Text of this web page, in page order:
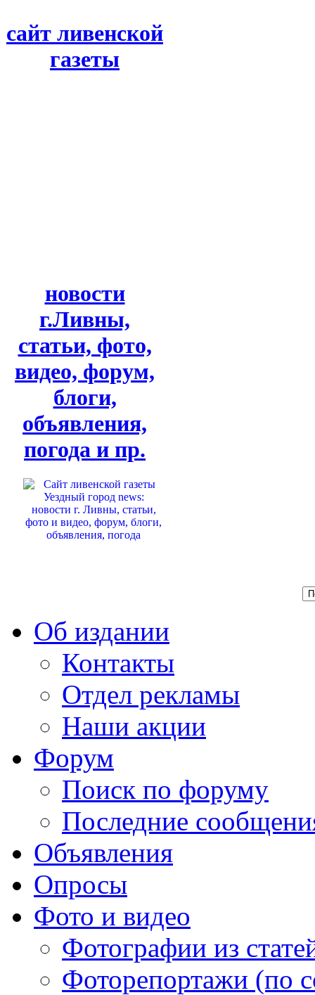
сайт ливенской
газеты
новости
г.Ливны,
статьи, фото,
видео, форум,
блоги,
объявления,
погода и пр.
Об издании
Контакты
Отдел рекламы
Наши акции
Форум
Поиск по форуму
Последние
Объявления
Опросы
Фото и видео
Фотографии из
Фоторепортажи (по